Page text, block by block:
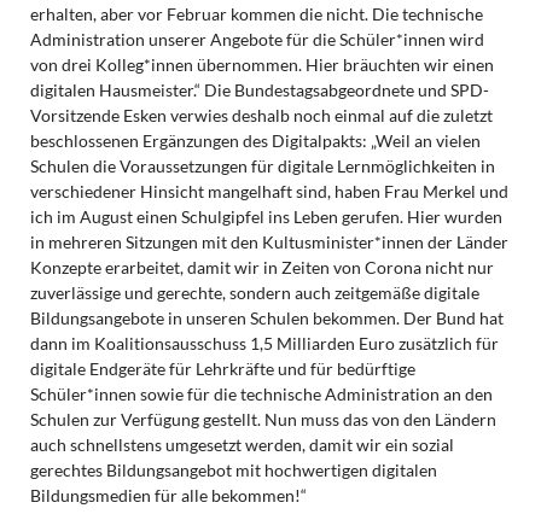
erhalten, aber vor Februar kommen die nicht. Die technische
Administration unserer Angebote für die Schüler*innen wird
von drei Kolleg*innen übernommen. Hier bräuchten wir einen
digitalen Hausmeister.“ Die Bundestagsabgeordnete und SPD-
Vorsitzende Esken verwies deshalb noch einmal auf die zuletzt
beschlossenen Ergänzungen des Digitalpakts: „Weil an vielen
Schulen die Voraussetzungen für digitale Lernmöglichkeiten in
verschiedener Hinsicht mangelhaft sind, haben Frau Merkel und
ich im August einen Schulgipfel ins Leben gerufen. Hier wurden
in mehreren Sitzungen mit den Kultusminister*innen der Länder
Konzepte erarbeitet, damit wir in Zeiten von Corona nicht nur
zuverlässige und gerechte, sondern auch zeitgemäße digitale
Bildungsangebote in unseren Schulen bekommen. Der Bund hat
dann im Koalitionsausschuss 1,5 Milliarden Euro zusätzlich für
digitale Endgeräte für Lehrkräfte und für bedürftige
Schüler*innen sowie für die technische Administration an den
Schulen zur Verfügung gestellt. Nun muss das von den Ländern
auch schnellstens umgesetzt werden, damit wir ein sozial
gerechtes Bildungsangebot mit hochwertigen digitalen
Bildungsmedien für alle bekommen!“